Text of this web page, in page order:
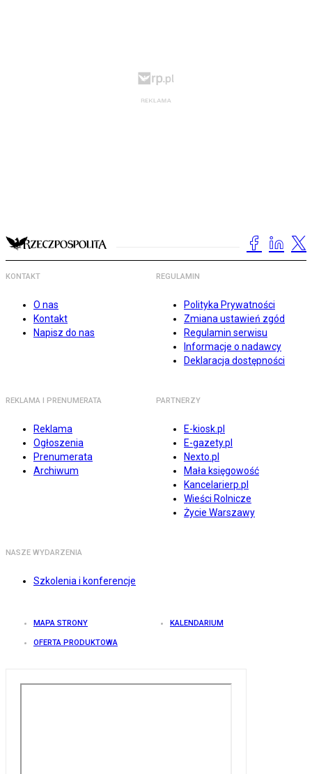
KONTAKT
O nas
Kontakt
Napisz do nas
REGULAMIN
Polityka Prywatności
Zmiana ustawień zgód
Regulamin serwisu
Informacje o nadawcy
Deklaracja dostępności
REKLAMA I PRENUMERATA
Reklama
Ogłoszenia
Prenumerata
Archiwum
PARTNERZY
E-kiosk.pl
E-gazety.pl
Nexto.pl
Mała księgowość
Kancelarierp.pl
Wieści Rolnicze
Życie Warszawy
NASZE WYDARZENIA
Szkolenia i konferencje
MAPA STRONY KALENDARIUM
OFERTA PRODUKTOWA